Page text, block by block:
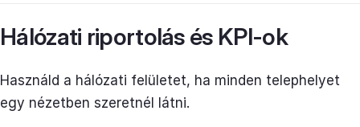
Hálózati riportolás és KPI-ok
Használd a hálózati felületet, ha minden telephelyet
egy nézetben szeretnél látni.